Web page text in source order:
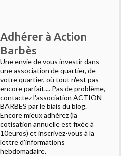
Adhérer à Action
Barbès
Une envie de vous investir dans
une association de quartier, de
votre quartier, où tout n'est pas
encore parfait.... Pas de problème,
contactez l'association ACTION
BARBES par le biais du blog.
Encore mieux adhérez (la
cotisation annuelle est fixée à
10euros) et inscrivez-vous à la
lettre d'informations
hebdomadaire.